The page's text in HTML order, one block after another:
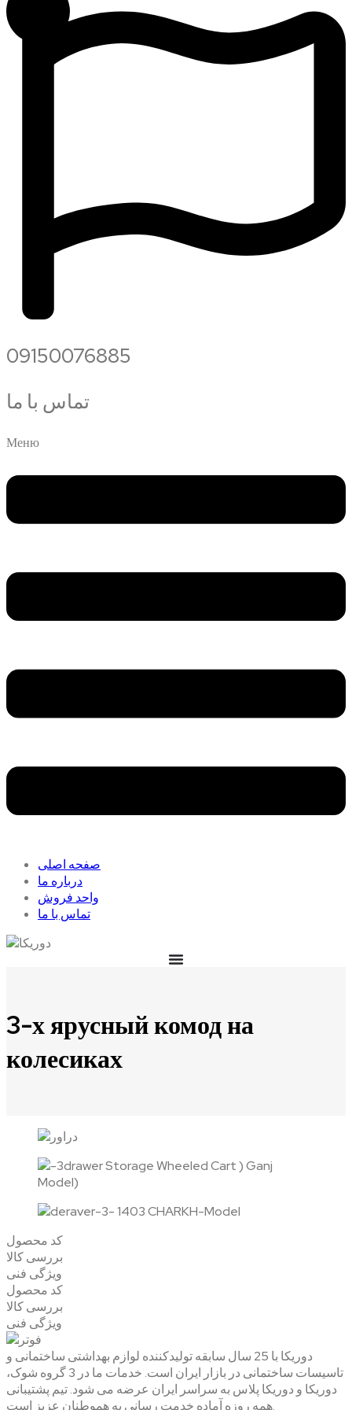
09150076885
تماس با ما
Меню
صفحه اصلی
درباره ما
واحد فروش
تماس با ما
3-х ярусный комод на
колесиках
کد محصول
بررسی کالا
ویژگی فنی
کد محصول
بررسی کالا
ویژگی فنی
دوریکا با 25 سال سابقه تولیدکننده لوازم بهداشتی ساختمانی و
تاسیسات ساختمانی در بازار ایران است. خدمات ما در 3 گروه شوک،
دوریکا و دوریکا پلاس به سراسر ایران عرضه می شود. تیم پشتیبانی
همه روزه آماده خدمت رسانی به هموطنان عزیز است.